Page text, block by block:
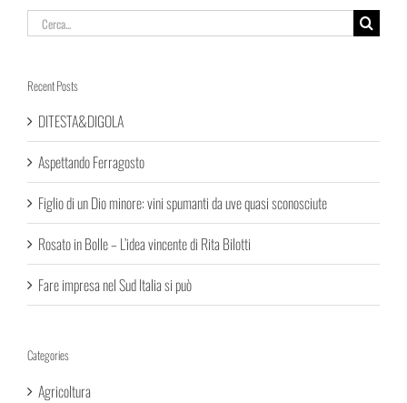
Cerca
per:
Recent Posts
DITESTA&DIGOLA
Aspettando Ferragosto
Figlio di un Dio minore: vini spumanti da uve quasi sconosciute
Rosato in Bolle – L’idea vincente di Rita Bilotti
Fare impresa nel Sud Italia si può
Categories
Agricoltura